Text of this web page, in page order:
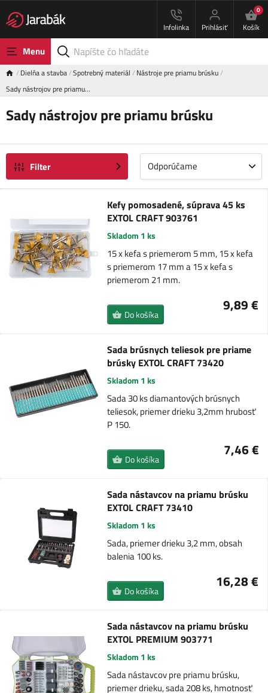
Infolinka Prihlásiť
0
Košík
Menu
Dielňa a stavba Spotrebný materiál
Nástroje pre priamu brúsku
Sady nástrojov pre priamu…
Sady nástrojov pre priamu brúsku
Filter Odporúčame
Kefy pomosadené, súprava 45 ks
EXTOL CRAFT 903761
Skladom 1 ks
15 x kefa s priemerom 5 mm, 15 x kefa
s priemerom 17 mm a 15 x kefa s
priemerom 21 mm.
9,89 €
Do košíka
Sada brúsnych teliesok pre priame
brúsky EXTOL CRAFT 73420
Skladom 1 ks
Sada 30 ks diamantových brúsnych
teliesok, priemer drieku 3,2mm hrubosť
P 150.
7,46 €
Do košíka
Sada nástavcov na priamu brúsku
EXTOL CRAFT 73410
Skladom 1 ks
Sada, priemer drieku 3,2 mm, obsah
balenia 100 ks.
16,28 €
Do košíka
Sada nástavcov na priamu brúsku
EXTOL PREMIUM 903771
Skladom 1 ks
Sada nástavcov pre priamu brúsku,
priemer drieku, sada 208 ks, hmotnosť